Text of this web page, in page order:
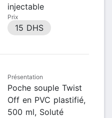
injectable
Prix
15 DHS
Présentation
Poche souple Twist
Off en PVC plastifié,
500 ml, Soluté